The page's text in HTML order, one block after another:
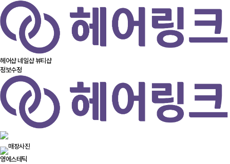
헤어샵 네일샵뷰티샵
정보수정
영에스테틱